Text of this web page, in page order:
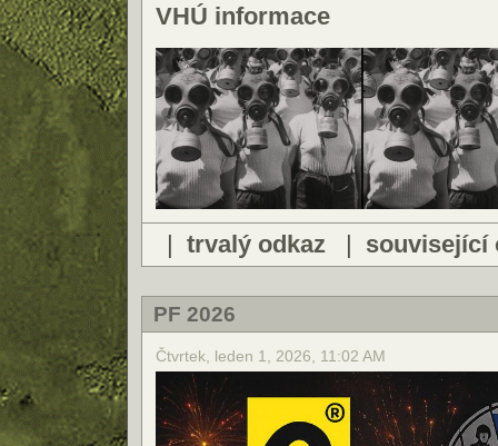
VHÚ informace
| trvalý odkaz | související
PF 2026
Čtvrtek, leden 1, 2026, 11:02 AM